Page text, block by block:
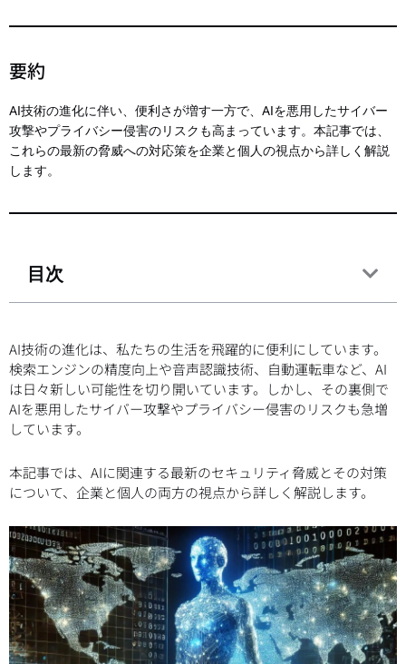
要約
AI技術の進化に伴い、便利さが増す一方で、AIを悪用したサイバー
攻撃やプライバシー侵害のリスクも高まっています。本記事では、
これらの最新の脅威への対応策を企業と個人の視点から詳しく解説
します。
目次
AI技術の進化は、私たちの生活を飛躍的に便利にしています。
検索エンジンの精度向上や音声認識技術、自動運転車など、AI
は日々新しい可能性を切り開いています。しかし、その裏側で
AIを悪用したサイバー攻撃やプライバシー侵害のリスクも急増
しています。
本記事では、AIに関連する最新のセキュリティ脅威とその対策
について、企業と個人の両方の視点から詳しく解説します。